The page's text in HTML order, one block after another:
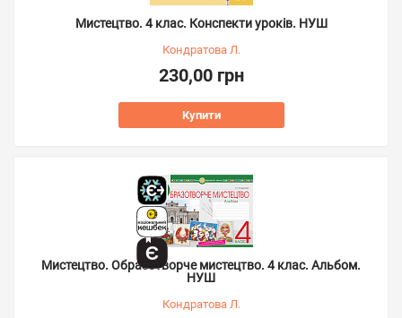
Мистецтво. 4 клас. Конспекти уроків. НУШ
Кондратова Л.
230,00 грн
Купити
Мистецтво. Образотворче мистецтво. 4 клас. Альбом.
НУШ
Кондратова Л.